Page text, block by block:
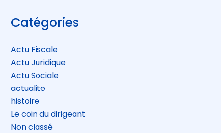
Blog
sidebar
Catégories
Actu Fiscale
Actu Juridique
Actu Sociale
actualite
histoire
Le coin du dirigeant
Non classé